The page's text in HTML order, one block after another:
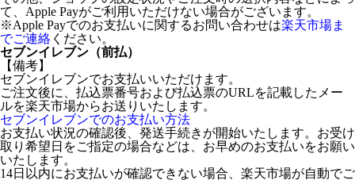
て、Apple Payがご利用いただけない場合がございます。
※Apple Payでのお支払いに関するお問い合わせは楽天市場ま
でご連絡 ください。
セブンイレブン（前払）
【備考】
セブンイレブンでお支払いいただけます。
ご注文後に、払込票番号および払込票のURLを記載したメー
ルを楽天市場からお送りいたします。
セブンイレブンでのお支払い方法
お支払い状況の確認後、発送手続きが開始いたします。お受け
取り希望日をご指定の場合などは、お早めのお支払いをお願い
いたします。
14日以内にお支払いが確認できない場合、楽天市場が自動でご